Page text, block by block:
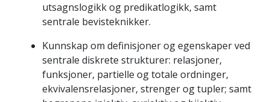
utsagnslogikk og predikatlogikk, samt
sentrale bevisteknikker.
Kunnskap om definisjoner og egenskaper ved
sentrale diskrete strukturer: relasjoner,
funksjoner, partielle og totale ordninger,
ekvivalensrelasjoner, strenger og tupler; samt